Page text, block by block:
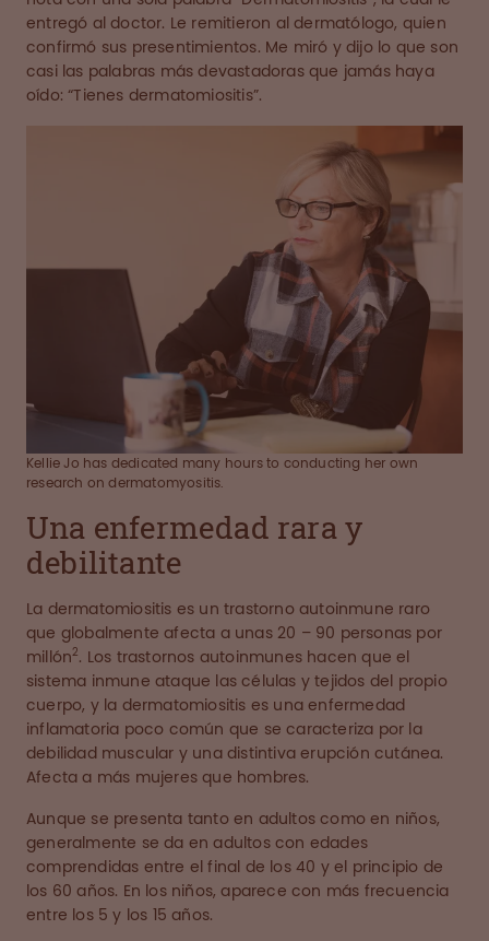
entregó al doctor. Le remitieron al dermatólogo, quien
confirmó sus presentimientos. Me miró y dijo lo que son
casi las palabras más devastadoras que jamás haya
oído: “Tienes dermatomiositis”.
Kellie Jo has dedicated many hours to conducting her own
research on dermatomyositis.
Una enfermedad rara y
debilitante
La dermatomiositis es un trastorno autoinmune raro
que globalmente afecta a unas 20 – 90 personas por
millón2. Los trastornos autoinmunes hacen que el
sistema inmune ataque las células y tejidos del propio
cuerpo, y la dermatomiositis es una enfermedad
inflamatoria poco común que se caracteriza por la
debilidad muscular y una distintiva erupción cutánea.
Afecta a más mujeres que hombres.
Aunque se presenta tanto en adultos como en niños,
generalmente se da en adultos con edades
comprendidas entre el final de los 40 y el principio de
los 60 años. En los niños, aparece con más frecuencia
entre los 5 y los 15 años.